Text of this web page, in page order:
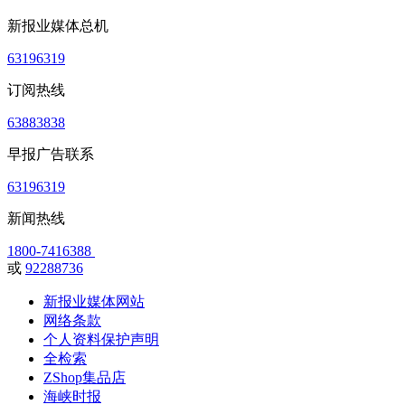
新报业媒体总机
63196319
订阅热线
63883838
早报广告联系
63196319
新闻热线
1800-7416388
或 92288736
新报业媒体网站
网络条款
个人资料保护声明
全检索
ZShop集品店
海峡时报